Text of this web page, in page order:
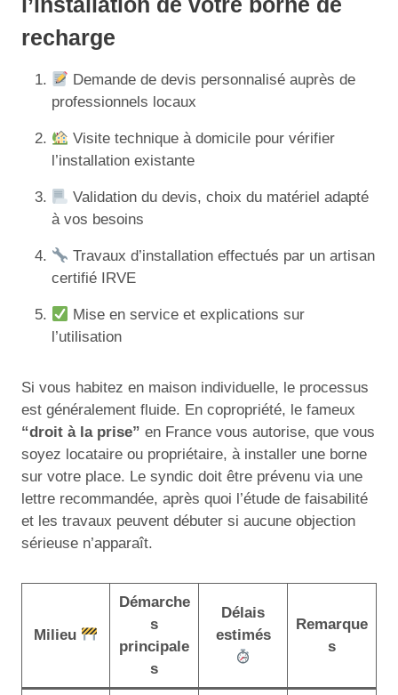
recharge
Demande de devis personnalisé auprès de
professionnels locaux
Visite technique à domicile pour vérifier
l’installation existante
Validation du devis, choix du matériel adapté
à vos besoins
Travaux d’installation effectués par un artisan
certifié IRVE
Mise en service et explications sur
l’utilisation
Si vous habitez en maison individuelle, le processus
est généralement fluide. En copropriété, le fameux
“droit à la prise” en France vous autorise, que vous
soyez locataire ou propriétaire, à installer une borne
sur votre place. Le syndic doit être prévenu via une
lettre recommandée, après quoi l’étude de faisabilité
et les travaux peuvent débuter si aucune objection
sérieuse n’apparaît.
Milieu
Démarche
s
principale
s
Délais
estimés
Remarque
s